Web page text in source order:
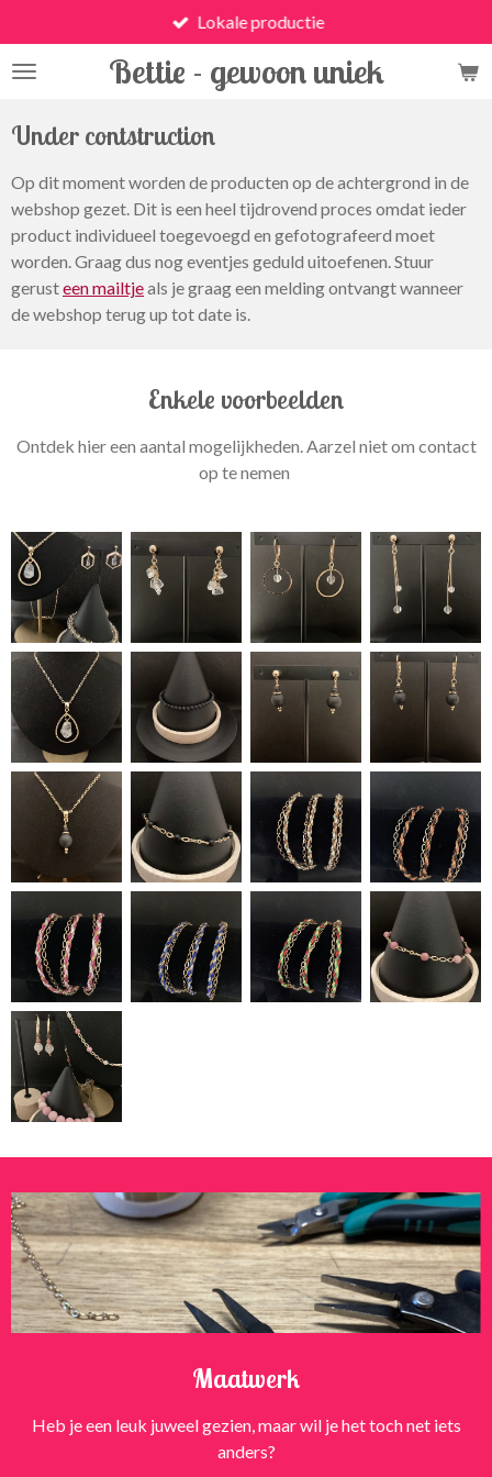
direct
naar
hoofdinhoud
Bettie - gewoon uniek
Lokale productie
Under contstruction
Op dit moment worden de producten op de achtergrond in de
webshop gezet. Dit is een heel tijdrovend proces omdat ieder
product individueel toegevoegd en gefotografeerd moet
worden. Graag dus nog eventjes geduld uitoefenen. Stuur
gerusteen mailtjeals je graag een melding ontvangt wanneer
de webshop terug up tot date is.
Enkele voorbeelden
Ontdek hier een aantal mogelijkheden. Aarzel niet om contact
op te nemen
Maatwerk
Heb je een leuk juweel gezien, maar wil je het toch net iets
anders?